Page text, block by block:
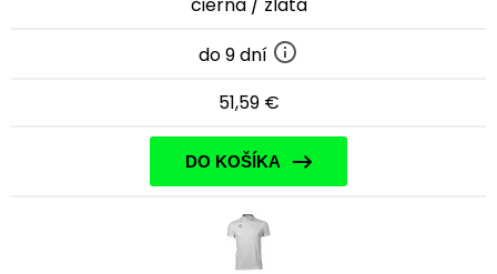
do 9 dní
51,59 €
DO KOŠÍKA